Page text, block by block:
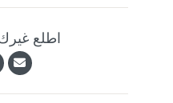
اطلع